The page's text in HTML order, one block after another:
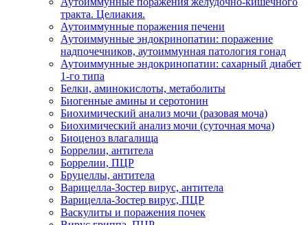
тракта. Целиакия.
Аутоиммунные поражения печени
Аутоиммунные эндокринопатии: поражение
надпочечников, аутоиммунная патология гонад
Аутоиммунные эндокринопатии: сахарный диабет
1-го типа
Белки, аминокислоты, метаболиты
Биогенные амины и серотонин
Биохимический анализ мочи (разовая моча)
Биохимический анализ мочи (суточная моча)
Биоценоз влагалища
Боррелии, антитела
Боррелии, ПЦР
Бруцеллы, антитела
Варицелла-Зостер вирус, антитела
Варицелла-Зостер вирус, ПЦР
Васкулиты и поражения почек